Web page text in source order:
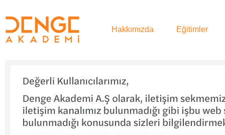
Hakkımızda Eğitimler